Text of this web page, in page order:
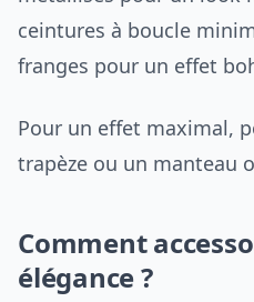
ceintures à boucle
franges pour un effet
Pour un effet maximal,
trapèze ou un manteau
Comment
élégance ?